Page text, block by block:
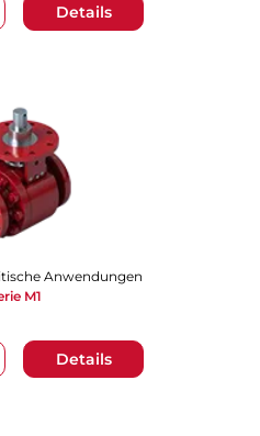
Details
Details
Anwendungen
M1